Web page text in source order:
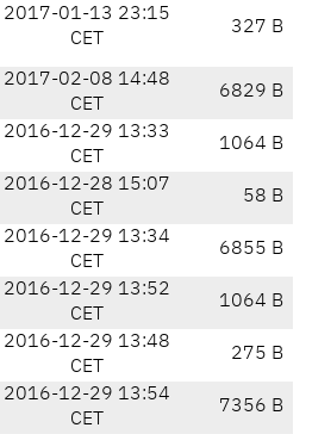
2017-01-13 23:15
CET
327 B
2017-02-08 14:48
CET
6829 B
2016-12-29 13:33
CET
1064 B
2016-12-28 15:07
CET
58 B
2016-12-29 13:34
CET
6855 B
2016-12-29 13:52
CET
1064 B
2016-12-29 13:48
CET
275 B
2016-12-29 13:54
CET
7356 B